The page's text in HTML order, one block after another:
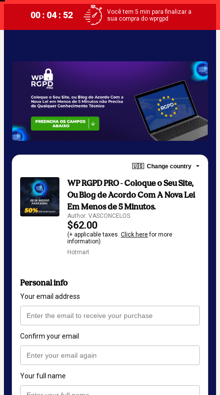
00 : 04 : 52
Você tem 5 min para finalizar a
sua compra do wprgpd
🇺🇸 Change country
WP RGPD PRO - Coloque o Seu Site,
Ou Blog de Acordo Com A Nova Lei
Em Menos de 5 Minutos.
Author: VASCONCELOS
$62.00
(+ applicable taxes. Click herefor more
information)
Hotmart
Personal info
Your email address
Confirm your email
Your full name